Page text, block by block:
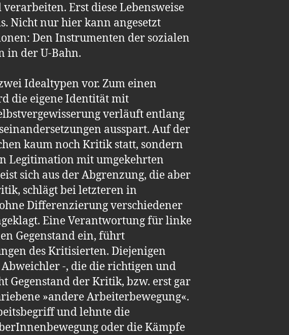
Erst diese Lebensweise
Nicht nur hier kann angesetzt
Den Instrumenten der sozialen
in der U-Bahn.
Idealtypen vor. Zum einen
die eigene Identität mit
verläuft entlang
ausspart. Auf der
kaum noch Kritik statt, sondern
Legitimation mit umgekehrten
sich aus der Abgrenzung, die aber
schlägt bei letzteren in
Differenzierung verschiedener
Eine Verantwortung für linke
Gegenstand ein, führt
des Kritisierten. Diejenigen
-, die die richtigen und
Gegenstand der Kritik, bzw. erst gar
»andere Arbeiterbewegung«.
und lehnte die
oder die Kämpfe